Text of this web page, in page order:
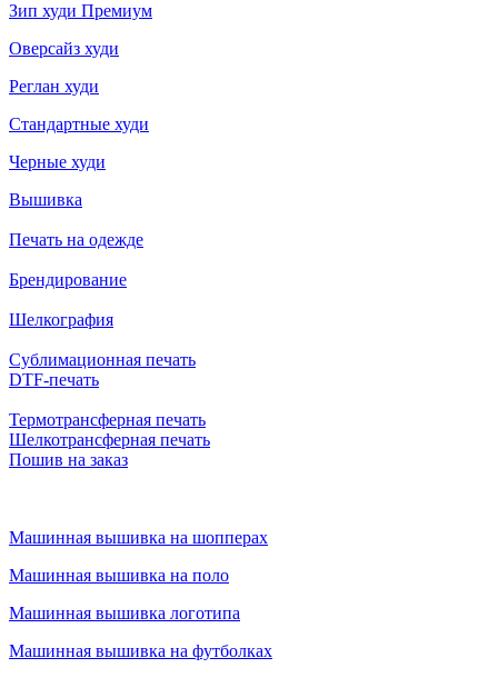
Зип худи Премиум
Оверсайз худи
Реглан худи
Стандартные худи
Черные худи
Вышивка
Печать на одежде
Брендирование
Шелкография
Сублимационная печать
DTF-печать
Термотрансферная печать
Шелкотрансферная печать
Пошив на заказ
Машинная вышивка на шопперах
Машинная вышивка на поло
Машинная вышивка логотипа
Машинная вышивка на футболках